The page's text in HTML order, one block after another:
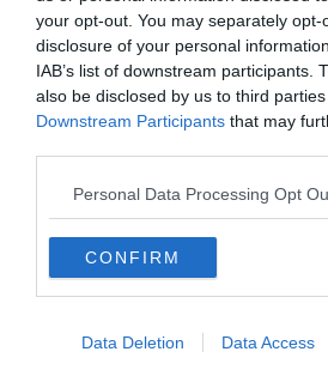
your opt-out. You may separately
disclosure of your personal
IAB’s list of downstream participants.
also be disclosed by us to third
Downstream Participants that may
Personal Data Processing Opt
CONFIRM
Data Deletion Data Access
Joni Sighvatsson: "Il
disegnato la mia visione
cinema"